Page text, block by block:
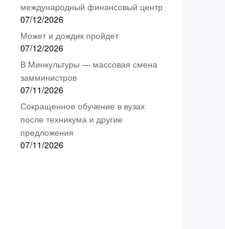
международный финансовый центр
07/12/2026
Может и дождик пройдет
07/12/2026
В Минкультуры — массовая смена
замминистров
07/11/2026
Сокращенное обучение в вузах
после техникума и другие
предложения
07/11/2026